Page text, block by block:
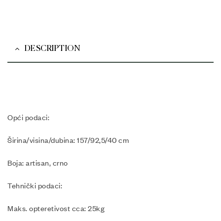
DESCRIPTION
Opći podaci:
Širina/visina/dubina: 157/92,5/40 cm
Boja: artisan, crno
Tehnički podaci:
Maks. opteretivost cca: 25kg